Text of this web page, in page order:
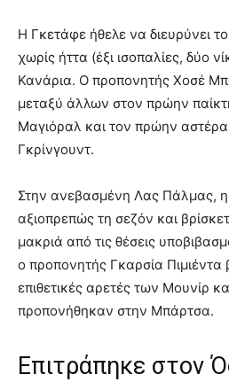
Η Γκετάφε ήθελε να διευρύνει
χωρίς ήττα (έξι ισοπαλίες, δύο
Κανάρια. Ο προπονητής Χοσέ
μεταξύ άλλων στον πρώην
Μαγιόραλ και τον πρώην αστέρα
Γκρίνγουντ.
Στην ανεβασμένη Λας Πάλμας, η
αξιοπρεπώς τη σεζόν και
μακριά από τις θέσεις
ο προπονητής Γκαρσία Πιμιέντα
επιθετικές αρετές των Μουνίρ
προπονήθηκαν στην Μπάρτσα.
Επιτράπηκε στον